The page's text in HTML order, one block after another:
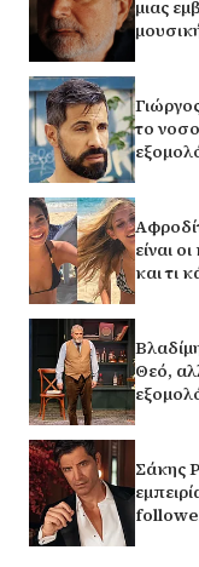
μιας
το
είναι
και τι
Θεό,
Σάκης